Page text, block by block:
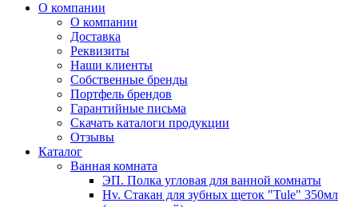
О компании
О компании
Доставка
Реквизиты
Наши клиенты
Собственные бренды
Портфель брендов
Гарантийные письма
Скачать каталоги продукции
Отзывы
Каталог
Ванная комната
ЭП. Полка угловая для ванной комнаты
Hv. Стакан для зубных щеток "Tule" 350мл